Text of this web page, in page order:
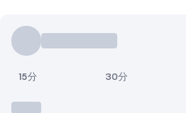
15分 30分